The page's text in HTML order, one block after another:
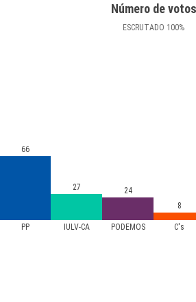
Número de votos
ESCRUTADO 100%
PP IULV-CA PODEMOS C's
66
27
24
8